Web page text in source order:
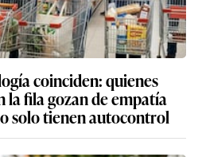
coinciden: quienes
la fila gozan de empatía
solo tienen autocontrol